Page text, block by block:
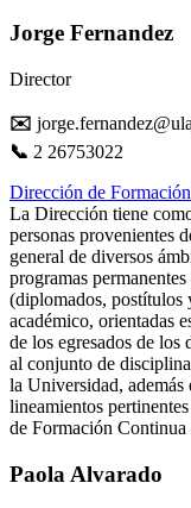
Jorge Fernandez
Director
✉️
📞 2 26753022
Dirección de
La Dirección tiene
personas provenientes
general de diversos
programas
(diplomados, postítulos
académico, orientadas
de los egresados de
al conjunto de
la Universidad, además
lineamientos
de Formación Continua
Paola Alvarado